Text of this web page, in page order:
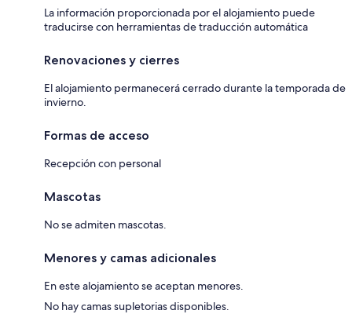
La información proporcionada por el alojamiento puede
traducirse con herramientas de traducción automática
Renovaciones y cierres
El alojamiento permanecerá cerrado durante la temporada de
invierno.
Formas de acceso
Recepción con personal
Mascotas
No se admiten mascotas.
Menores y camas adicionales
En este alojamiento se aceptan menores.
No hay camas supletorias disponibles.